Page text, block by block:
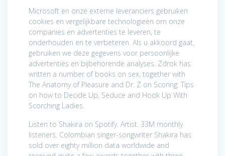
Microsoft en onze externe leveranciers gebruiken
cookies en vergelijkbare technologieën om onze
companies en advertenties te leveren, te
onderhouden en te verbeteren. Als u akkoord gaat,
gebruiken we deze gegevens voor persoonlijke
advertenties en bijbehorende analyses. Zdrok has
written a number of books on sex, together with
The Anatomy of Pleasure and Dr. Z on Scoring: Tips
on how to Decide Up, Seduce and Hook Up With
Scorching Ladies.
Listen to Shakira on Spotify. Artist. 33M monthly
listeners. Colombian singer-songwriter Shakira has
sold over eighty million data worldwide and